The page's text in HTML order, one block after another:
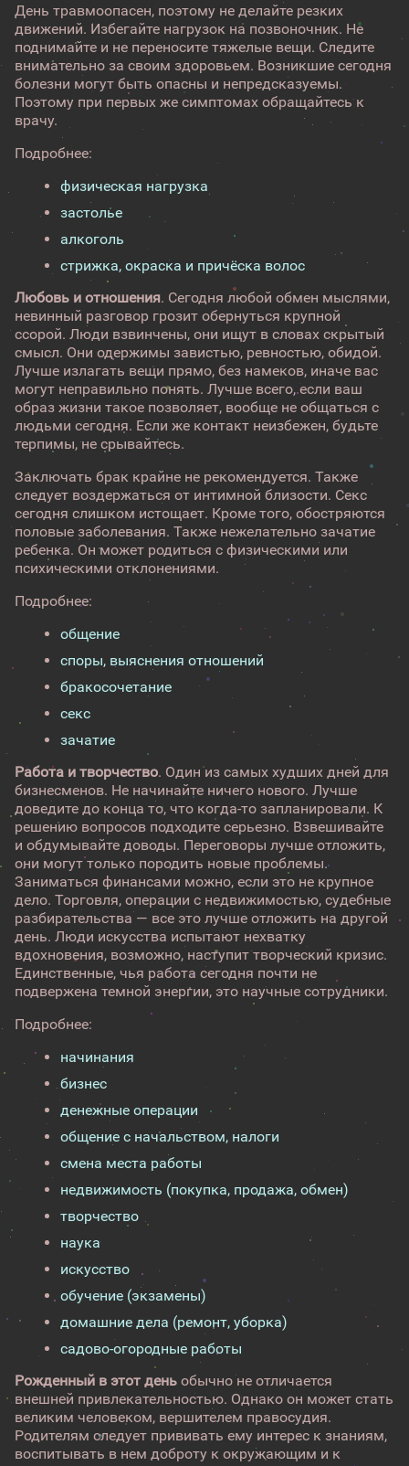
День травмоопасен, поэтому не делайте резких
движений. Избегайте нагрузок на позвоночник. Не
поднимайте и не переносите тяжелые вещи. Следите
внимательно за своим здоровьем. Возникшие сегодня
болезни могут быть опасны и непредсказуемы.
Поэтому при первых же симптомах обращайтесь к
врачу.
Подробнее:
физическая нагрузка
застолье
алкоголь
стрижка, окраска и причёска волос
Любовь и отношения. Сегодня любой обмен мыслями,
невинный разговор грозит обернуться крупной
ссорой. Люди взвинчены, они ищут в словах скрытый
смысл. Они одержимы завистью, ревностью, обидой.
Лучше излагать вещи прямо, без намеков, иначе вас
могут неправильно понять. Лучше всего, если ваш
образ жизни такое позволяет, вообще не общаться с
людьми сегодня. Если же контакт неизбежен, будьте
терпимы, не срывайтесь.
Заключать брак крайне не рекомендуется. Также
следует воздержаться от интимной близости. Секс
сегодня слишком истощает. Кроме того, обостряются
половые заболевания. Также нежелательно зачатие
ребенка. Он может родиться с физическими или
психическими отклонениями.
Подробнее:
общение
споры, выяснения отношений
бракосочетание
секс
зачатие
Работа и творчество. Один из самых худших дней для
бизнесменов. Не начинайте ничего нового. Лучше
доведите до конца то, что когда-то запланировали. К
решению вопросов подходите серьезно. Взвешивайте
и обдумывайте доводы. Переговоры лучше отложить,
они могут только породить новые проблемы.
Заниматься финансами можно, если это не крупное
дело. Торговля, операции с недвижимостью, судебные
разбирательства — все это лучше отложить на другой
день. Люди искусства испытают нехватку
вдохновения, возможно, наступит творческий кризис.
Единственные, чья работа сегодня почти не
подвержена темной энергии, это научные сотрудники.
Подробнее:
начинания
бизнес
денежные операции
общение с начальством, налоги
смена места работы
недвижимость (покупка, продажа, обмен)
творчество
наука
искусство
обучение (экзамены)
домашние дела (ремонт, уборка)
садово-огородные работы
Рожденный в этот день обычно не отличается
внешней привлекательностью. Однако он может стать
великим человеком, вершителем правосудия.
Родителям следует прививать ему интерес к знаниям,
воспитывать в нем доброту к окружающим и к